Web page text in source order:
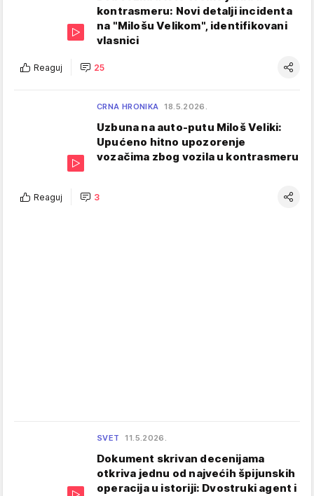
kontrasmeru: Novi detalji incidenta
na "Milošu Velikom", identifikovani
vlasnici
Reaguj 25
CRNA HRONIKA 18.5.2026.
Uzbuna na auto-putu Miloš Veliki:
Upućeno hitno upozorenje
vozačima zbog vozila u kontrasmeru
Reaguj 3
SVET 11.5.2026.
Dokument skrivan decenijama
otkriva jednu od najvećih špijunskih
operacija u istoriji: Dvostruki agent i